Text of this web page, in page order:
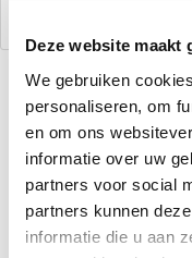
Deze website maakt
We gebruiken
personaliseren, om
en om ons
informatie over uw
partners voor social
partners kunnen
informatie die u aan